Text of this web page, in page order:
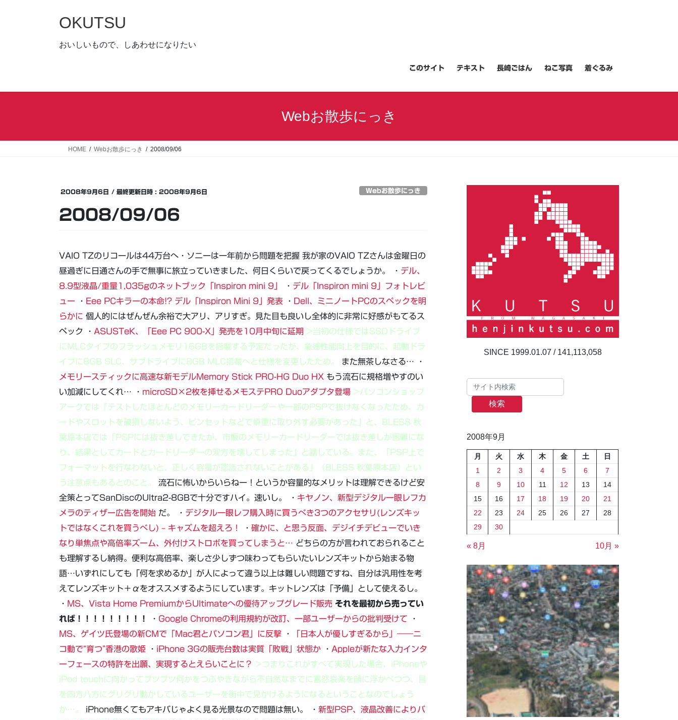
キ
に
OKUTSU
おいしいもので、しあわせになりたい
このサイト テキスト 長崎ごはん ねこ写真 着ぐるみ
Webお散歩にっき
HOME Webお散歩にっき 2008/09/06
2008年9月6日 / 最終更新日時 : 2008年9月6日 Webお散歩にっき
2008/09/06
VAIO TZのリコールは44万台へ・ソニーは一年前から問題を把握 我が家のVAIO TZさんは金曜日の
昼過ぎに日通さんの手で無事に旅立っていきました、何日くらいで戻ってくるでしょうか。 ・ デル、
8.9型液晶/重量1,035gのネットブック「Inspiron mini 9」
・ デル「Inspiron mini 9」フォトレビ
ュー ・ Eee PCキラーの本命!? デル「Inspiron Mini 9」発表 ・ Dell、ミニノートPCのスペックを明
らかに 個人的にはぜんぜん余裕で大アリ、アリすぎ。見た目も良いし全体的に非常に好感がもてるス
ペック ・ ASUSTeK、「Eee PC 900-X」発売を10月中旬に延期 >当初の仕様ではSSDドライブ
にMLCタイプのフラッシュメモリ16GBを搭載する予定だったが、急遽性能向上を目的に、起動ドラ
イブに8GB SLC、サブドライブに8GB MLC搭載へと仕様を変更したため。
また無茶しなさる… ・
メモリースティックに高速な新モデルMemory Stick PRO-HG Duo HX もう流石に規格増やすのい
い加減にしてくれ… ・ microSD×2枚を挿せるメモステPRO Duoアダプタ登場 >パソコンショップ
アークでは「テストしたほとんどのメモリーカードリーダーや一部のPSPで抜けなくなったため、カ
ードやスロットを破損しないよう、ピンセットなどで慎重に取り外す必要があった」と、BLESS 秋
葉原本店では「PSPには抜き差しできたが、市販のメモリーカードリーダーでは抜き差しが困難にな
り、結果としてカードとカードリーダーの双方を壊してしまった」と話している。また、「PSP上で
フォーマットを行なわないと、正しく容量が認識されないことがある」（BLESS 秋葉原本店）とい
う注意点もあるとのこと。
流石に怖いからいらねー！というか容量的なメリットは理解できるけど安
全策とってSanDiscのUltra2-8GBで十分ですハイ。速いし。 ・ キヤノン、新型デジタル一眼レフカ
メラのティザー広告を開始 だ。 ・ デジタル一眼レフ購入時に買うべき3つのアクセサリ(レンズキッ
トではなくこれを買うべし) – キャズムを超えろ！
・ 確かに、と思う反面、デジイチデビューでいき
なり単焦点や高倍率ズーム、外付けストロボを買ってしまうと… どちらの方が言われておられること
も理解するし納得。便利な高倍率、楽しさ少しずつ味わってもらいたいレンズキットから始まる物
語…いずれにしても「何を求めるか」が人によって違う以上は難しい問題ですね、自分は汎用性を考
えてレンズキット＋αをオススメするようにしています。キットレンズは「予備」として使えるし。
・ MS、Vista Home PremiumからUltimateへの優待アップグレード販売 それを最初から売ってい
れば！！！！！！！！！
・ Google Chromeの利用規約が改訂、一部ユーザーからの批判受けて ・
MS、ゲイツ氏登場の新CMで「Mac君とパソコン君」に反撃 ・
「日本人が優しすぎるから」――ニ
コ動で“育つ”香港の歌姫 ・ iPhone 3Gの販売台数は実質「敗戦」状態か ・ Appleが新たな入力インタ
ーフェースの特許を出願、実現するとえらいことに？ >つまりこれがすべて実現した場合、iPhoneや
iPod touchに向かってブツブツ何かをつぶやきながら不自然なまでに喜怒哀楽を顔に浮かべつつ、目
を四方八方にグリグリ動かしているユーザーを街中で見かけるようになるということなのでしょう
か…。
iPhone無くてもアキバじゃよく見る光景なので問題は無い。 ・ 新型PSP、液晶改善によりバ
141,113,058
検索
2008年9月
月 火 水 木 金 土
日
1
2 3 4 5 6
7
8
9 10 11 12 13
14
15
16 17 18 19 20
21
22
23 24 25 26 27
28
29
30
« 8月 10月 »